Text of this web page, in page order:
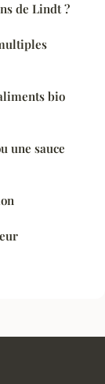
de Lindt ?
bio
une sauce